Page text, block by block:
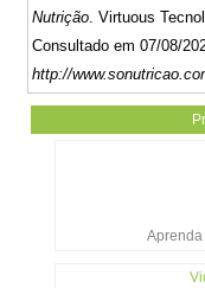
Nutrição. Virtuous
Consultado em 07/08/
http://